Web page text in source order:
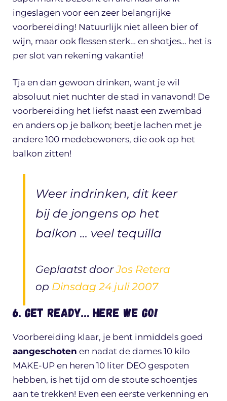
ingeslagen voor een zeer belangrijke
voorbereiding! Natuurlijk niet alleen bier of
wijn, maar ook flessen sterk… en shotjes… het is
per slot van rekening vakantie!
Tja en dan gewoon drinken, want je wil
absoluut niet nuchter de stad in vanavond! De
voorbereiding het liefst naast een zwembad
en anders op je balkon; beetje lachen met je
andere 100 medebewoners, die ook op het
balkon zitten!
Weer indrinken, dit keer
bij de jongens op het
balkon … veel tequilla
Geplaatst doorJos Retera
op Dinsdag 24 juli 2007
6. Get ready… here we go!
Voorbereiding klaar, je bent inmiddels goed
aangeschoten en nadat de dames 10 kilo
MAKE-UP en heren 10 liter DEO gespoten
hebben, is het tijd om de stoute schoentjes
aan te trekken! Even een eerste verkenning en